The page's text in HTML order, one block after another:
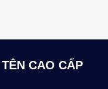
CAO CẤP